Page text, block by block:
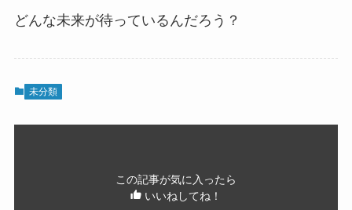
どんな未来が待っているんだろう？
未分類
この記事が気に入ったら
いいねしてね！